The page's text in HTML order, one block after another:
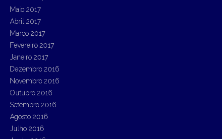
Maio 2017
Abril 2017
Março 2017
Fevereiro 2017
Janeiro 2017
Dezembro 2016
Novembro 2016
Outubro 2016
Setembro 2016
Agosto 2016
Julho 2016